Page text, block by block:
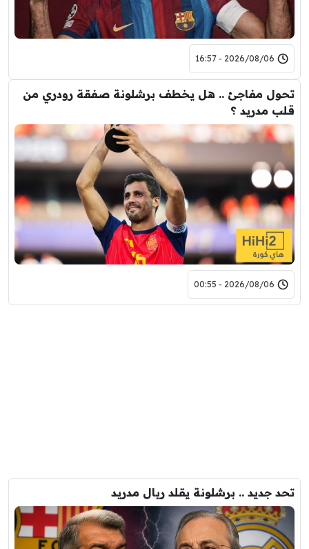
2026/08/06 - 16:57
تحول مفاجئ .. هل يخطف برشلونة صفقة رودري من
قلب مدريد ؟
2026/08/06 - 00:55
تحد جديد .. برشلونة يقلد ريال مدريد